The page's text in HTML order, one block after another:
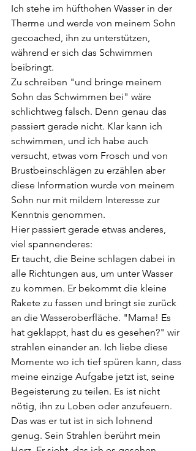
Ich stehe im hüfthohen Wasser in der
Therme und werde von meinem Sohn
gecoached, ihn zu unterstützen,
während er sich das Schwimmen
beibringt.
Zu schreiben "und bringe meinem
Sohn das Schwimmen bei" wäre
schlichtweg falsch. Denn genau das
passiert gerade nicht. Klar kann ich
schwimmen, und ich habe auch
versucht, etwas vom Frosch und von
Brustbeinschlägen zu erzählen aber
diese Information wurde von meinem
Sohn nur mit mildem Interesse zur
Kenntnis genommen.
Hier passiert gerade etwas anderes,
viel spannenderes:
Er taucht, die Beine schlagen dabei in
alle Richtungen aus, um unter Wasser
zu kommen. Er bekommt die kleine
Rakete zu fassen und bringt sie zurück
an die Wasseroberfläche. "Mama! Es
hat geklappt, hast du es gesehen?" wir
strahlen einander an. Ich liebe diese
Momente wo ich tief spüren kann, dass
meine einzige Aufgabe jetzt ist, seine
Begeisterung zu teilen. Es ist nicht
nötig, ihn zu Loben oder anzufeuern.
Das was er tut ist in sich lohnend
genug. Sein Strahlen berührt mein